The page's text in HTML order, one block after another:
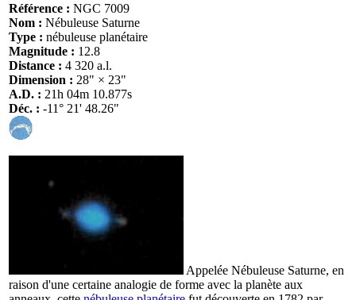
Référence : NGC 7009
Nom : Nébuleuse Saturne
Type : nébuleuse planétaire
Magnitude : 12.8
Distance : 4 320 a.l.
Dimension : 28" × 23"
A.D. : 21h 04m 10.877s
Déc. : -11° 21' 48.26"
Appelée Nébuleuse Saturne, en
raison d'une certaine analogie de forme avec la planète aux